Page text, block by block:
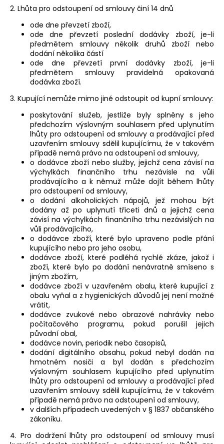
2. Lhůta pro odstoupení od smlouvy činí 14 dnů
ode dne převzetí zboží,
ode dne převzetí poslední dodávky zboží, je-li
předmětem smlouvy několik druhů zboží nebo
dodání několika částí
ode dne převzetí první dodávky zboží, je-li
předmětem smlouvy pravidelná opakovaná
dodávka zboží.
3. Kupující nemůže mimo jiné odstoupit od kupní smlouvy:
poskytování služeb, jestliže byly splněny s jeho
předchozím výslovným souhlasem před uplynutím
lhůty pro odstoupení od smlouvy a prodávající před
uzavřením smlouvy sdělil kupujícímu, že v takovém
případě nemá právo na odstoupení od smlouvy,
o dodávce zboží nebo služby, jejichž cena závisí na
výchylkách finančního trhu nezávisle na vůli
prodávajícího a k němuž může dojít během lhůty
pro odstoupení od smlouvy,
o dodání alkoholických nápojů, jež mohou být
dodány až po uplynutí třiceti dnů a jejichž cena
závisí na výchylkách finančního trhu nezávislých na
vůli prodávajícího,
o dodávce zboží, které bylo upraveno podle přání
kupujícího nebo pro jeho osobu,
dodávce zboží, které podléhá rychlé zkáze, jakož i
zboží, které bylo po dodání nenávratně smíseno s
jiným zbožím,
dodávce zboží v uzavřeném obalu, které kupující z
obalu vyňal a z hygienických důvodů jej není možné
vrátit,
dodávce zvukové nebo obrazové nahrávky nebo
počítačového programu, pokud porušil jejich
původní obal,
dodávce novin, periodik nebo časopisů,
dodání digitálního obsahu, pokud nebyl dodán na
hmotném nosiči a byl dodán s předchozím
výslovným souhlasem kupujícího před uplynutím
lhůty pro odstoupení od smlouvy a prodávající před
uzavřením smlouvy sdělil kupujícímu, že v takovém
případě nemá právo na odstoupení od smlouvy,
v dalších případech uvedených v § 1837 občanského
zákoníku.
4. Pro dodržení lhůty pro odstoupení od smlouvy musí